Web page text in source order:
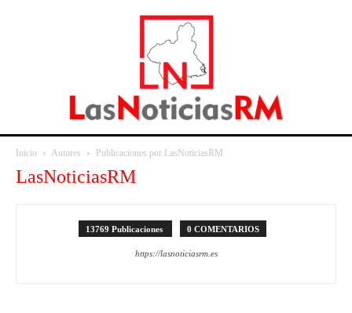
Inicio Autores Publicaciones por LasNoticiasRM
LasNoticiasRM
13769 Publicaciones 0 COMENTARIOS
https://lasnoticiasrm.es